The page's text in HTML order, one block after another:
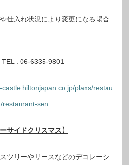
仕入れ状況により変更になる場合
: 06-6335-9801
plans/restau
restaurant-sen
サイドクリスマス】
ツリーやリースなどのデコレーシ